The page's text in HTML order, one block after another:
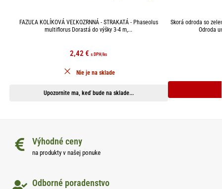
FAZUĽA KOLÍKOVÁ VEĽKOZRNNÁ - STRAKATÁ - Phaseolus
multiflorus Dorastá do výšky 3-4 m,...
2,42€ s DPH/ks
Upozornite ma, keď bude na sklade...
Nie je na sklade
Skorá odroda so
Odroda
Výhodné ceny
na produkty v našej ponuke
Odborné poradenstvo